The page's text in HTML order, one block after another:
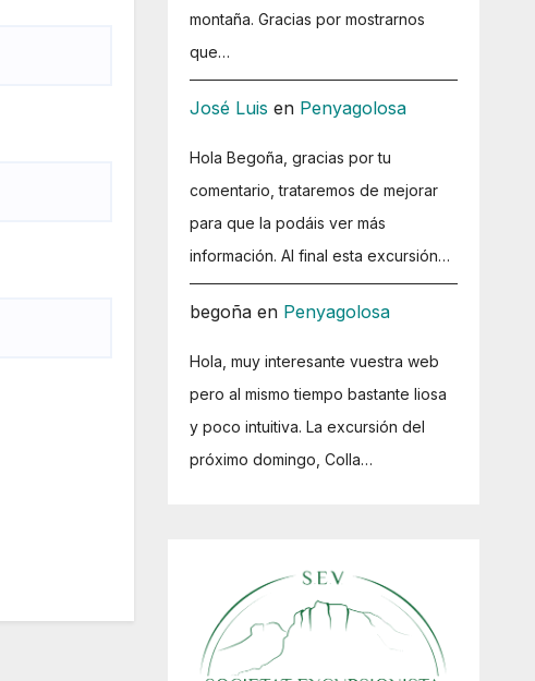
montaña. Gracias por mostrarnos
que…
José Luis en Penyagolosa
Hola Begoña, gracias por tu
comentario, trataremos de mejorar
para que la podáis ver más
información. Al final esta excursión…
begoñaen Penyagolosa
Hola, muy interesante vuestra web
pero al mismo tiempo bastante liosa
y poco intuitiva. La excursión del
próximo domingo, Colla…